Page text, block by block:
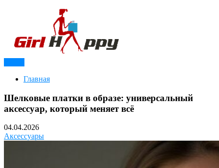
Girl Happy
Главная
Шелковые платки в образе: универсальный
аксессуар, который меняет всё
04.04.2026
Аксессуары